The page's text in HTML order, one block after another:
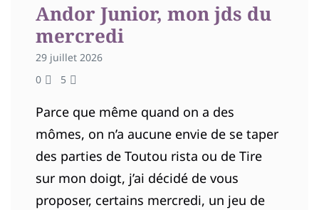
Andor Junior, mon jds du
mercredi
29 juillet 2026
0
5
Parce que même quand on a des
mômes, on n’a aucune envie de se taper
des parties de Toutou rista ou de Tire
sur mon doigt, j’ai décidé de vous
proposer, certains mercredi, un jeu de